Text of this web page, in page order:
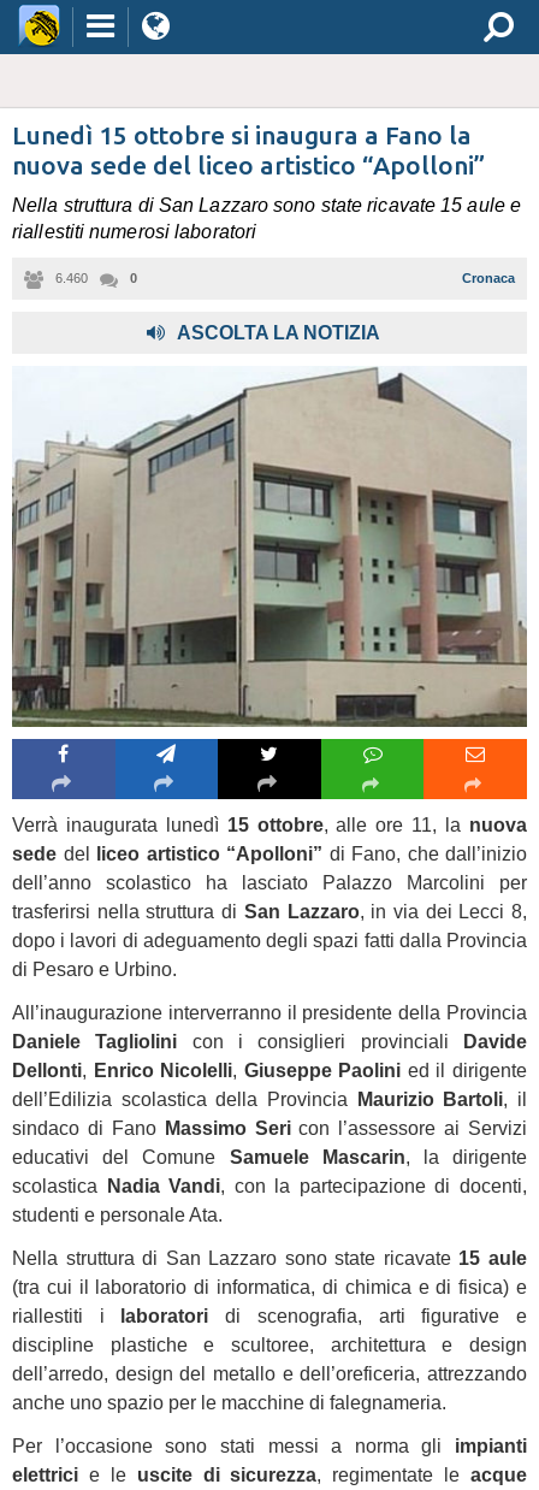
Lunedì 15 ottobre si inaugura a Fano la
nuova sede del liceo artistico “Apolloni”
Nella struttura di San Lazzaro sono state ricavate 15 aule e
riallestiti numerosi laboratori
6.460 0 Cronaca
ASCOLTA LA NOTIZIA
Verrà inaugurata lunedì 15 ottobre, alle ore 11, la nuova
sede del liceo artistico “Apolloni” di Fano, che dall’inizio
dell’anno scolastico ha lasciato Palazzo Marcolini per
trasferirsi nella struttura di San Lazzaro, in via dei Lecci 8,
dopo i lavori di adeguamento degli spazi fatti dalla Provincia
di Pesaro e Urbino.
All’inaugurazione interverranno il presidente della Provincia
Daniele Tagliolini con i consiglieri provinciali
Davide
Dellonti, Enrico Nicolelli, Giuseppe Paolini ed il dirigente
dell’Edilizia scolastica della Provincia
Maurizio Bartoli, il
sindaco di Fano Massimo Sericon l’assessore ai Servizi
educativi del Comune Samuele Mascarin, la dirigente
scolastica
Nadia Vandi, con la partecipazione di docenti,
studenti e personale Ata.
Nella struttura di San Lazzaro sono state ricavate 15 aule
(tra cui il laboratorio di informatica, di chimica e di fisica) e
riallestiti i
laboratori di scenografia, arti figurative e
discipline plastiche e scultoree, architettura e design
dell’arredo, design del metallo e dell’oreficeria, attrezzando
anche uno spazio per le macchine di falegnameria.
Per l’occasione sono stati messi a norma gli impianti
elettrici e le uscite di sicurezza, regimentate le acque